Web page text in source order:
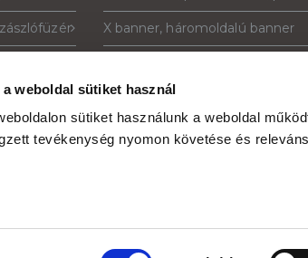
a weboldal sütiket használ
sütiket használunk a weboldal
tevékenység nyomon követése és
X banner, háromoldalú banner
Világító tábla, totemoszlop
Google Ads hirdetés